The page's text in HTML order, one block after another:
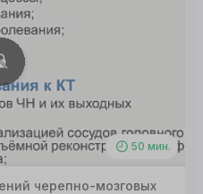
50 мин.
черепно-мозговых